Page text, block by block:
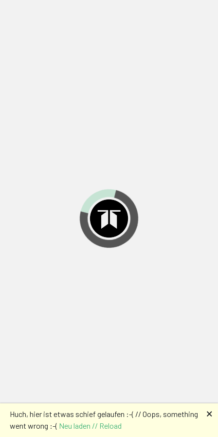
Huch, hier ist etwas schief gelaufen :-( // Oops, something
went wrong :-( Neu laden // Reload
🗙